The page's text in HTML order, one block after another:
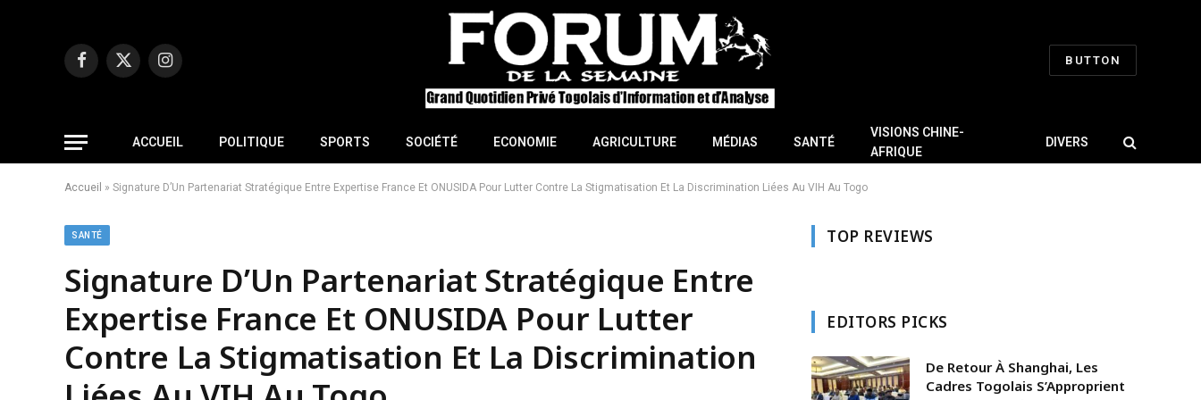
Facebook
X
Instagram
BUTTON
ACCUEIL POLITIQUE SPORTS SOCIÉTÉ ECONOMIE AGRICULTURE MÉDIAS SANTÉ
VISIONS CHINE-
AFRIQUE
DIVERS
Accueil » Signature D’Un Partenariat Stratégique Entre Expertise France Et ONUSIDA Pour Lutter Contre La Stigmatisation Et La Discrimination Liées Au VIH Au Togo
SANTÉ
Signature D’Un Partenariat Stratégique Entre
Expertise France Et ONUSIDA Pour Lutter
Contre La Stigmatisation Et La Discrimination
TOP REVIEWS
EDITORS PICKS
De Retour À Shanghai, Les
Cadres Togolais S’Approprient